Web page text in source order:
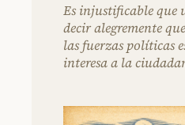
Es injustificable que
decir alegremente
las fuerzas políticas
interesa a la